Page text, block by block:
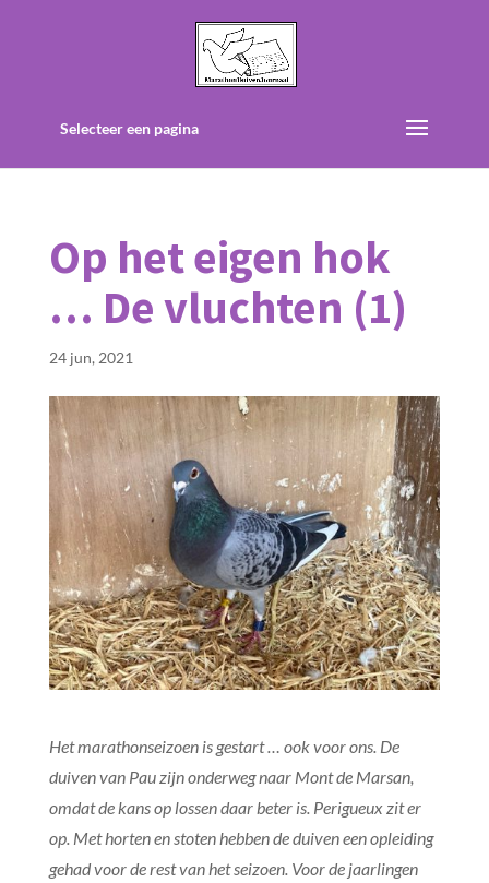
Selecteer een pagina
Op het eigen hok
… De vluchten (1)
24 jun, 2021
Het marathonseizoen is gestart … ook voor ons. De
duiven van Pau zijn onderweg naar Mont de Marsan,
omdat de kans op lossen daar beter is. Perigueux zit er
op. Met horten en stoten hebben de duiven een opleiding
gehad voor de rest van het seizoen. Voor de jaarlingen